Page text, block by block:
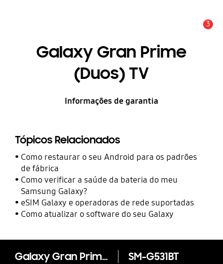
3
Galaxy Gran Prime
(Duos) TV
Informações de garantia
Tópicos Relacionados
Como restaurar o seu Android para os padrões
de fábrica
Como verificar a saúde da bateria do meu
Samsung Galaxy?
eSIM Galaxy e operadoras de rede suportadas
Como atualizar o software do seu Galaxy
Galaxy Gran Prime (Duos) TV SM-G531BT